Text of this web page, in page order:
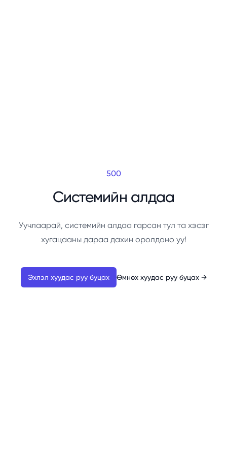
500
Системийн алдаа
Уучлаарай, системийн алдаа гарсан тул та хэсэг
хугацааны дараа дахин оролдоно уу!
Эхлэл хуудас руу буцах Өмнөх хуудас руу буцах →